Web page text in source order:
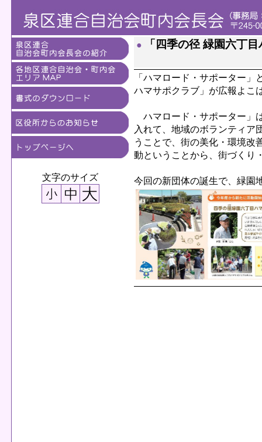
文字のサイズ
● 「四季の径 緑園六丁
「ハマロード・サポーター
ハマサポクラブ」が広報よこ
ハマロード・サポーター」
入れて、地域のボランティア
うことで、街の美化・環境改
動ということから、街づくり
今回の新団体の誕生で、緑園